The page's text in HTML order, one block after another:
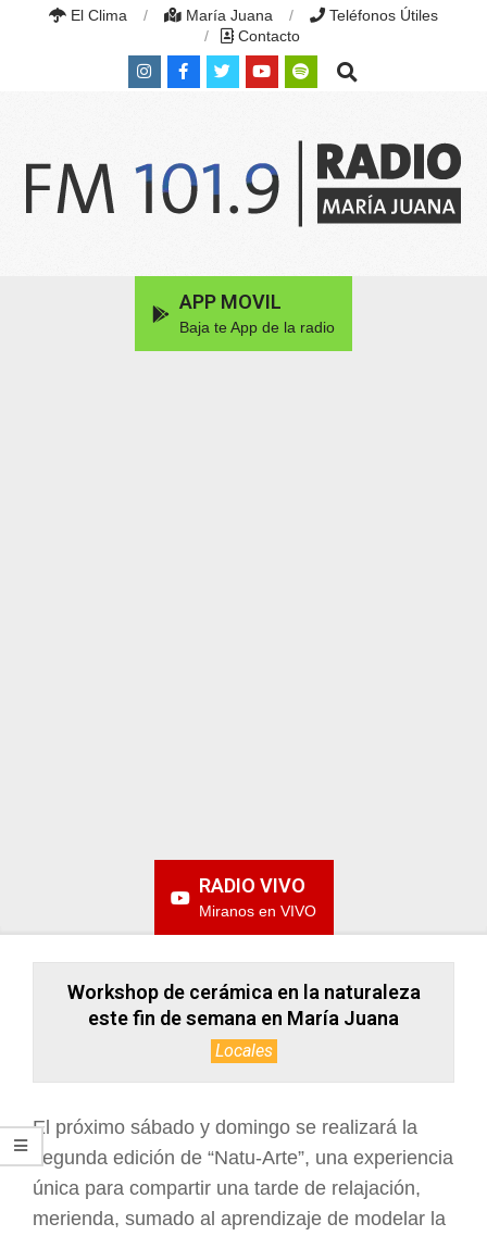
El Clima María Juana
Teléfonos Útiles
Contacto
Search
APP MOVIL
Baja te App de la radio
RADIO VIVO
Miranos en VIVO
Workshop de cerámica en la naturaleza
este fin de semana en María Juana
Locales
El próximo sábado y domingo se realizará la
segunda edición de “Natu-Arte”, una experiencia
única para compartir una tarde de relajación,
merienda, sumado al aprendizaje de modelar la